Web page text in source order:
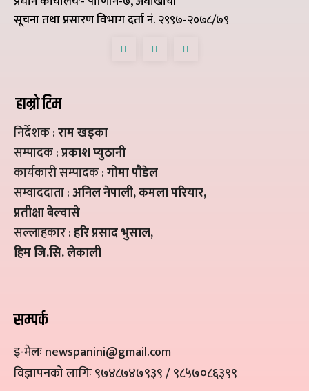
सूचना तथा प्रसारण विभाग दर्ता नं. २९९७-२०७८/७९
हाम्रो टिम
निर्देशक :राम खड्का
सम्पादक :प्रकाश प्युठानी
कार्यकारी सम्पादक :गोमा पौडेल
सम्वाददाता :अनिल नेपाली, कमला परियार,
प्रतीक्षा बेल्वासे
सल्लाहकार :हरि प्रसाद भुसाल,
हिम जि.सि. लेकाली
सम्पर्क
इ-मेलः newspanini@gmail.com
विज्ञापनको लागिः ९७४८७४७९३९ / ९८५७०८६३९९